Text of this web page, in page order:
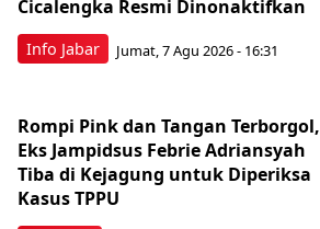
Info Jabar
Cicalengka Resmi Dinonaktifkan
Jumat, 7 Agu 2026 - 16:31
Rompi Pink dan Tangan Terborgol,
Eks Jampidsus Febrie Adriansyah
Tiba di Kejagung untuk Diperiksa
Kasus TPPU